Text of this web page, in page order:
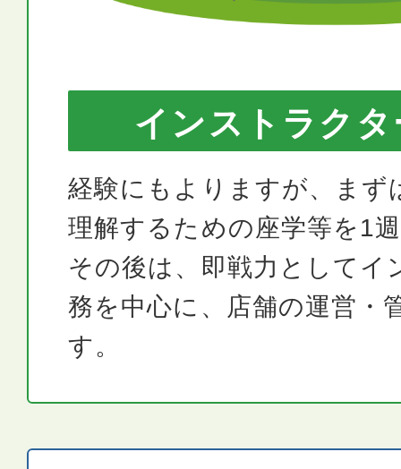
インストラク
経験にもよりますが、まず
理解するための座学等を1
その後は、即戦力としてイ
務を中心に、店舗の運営・
す。